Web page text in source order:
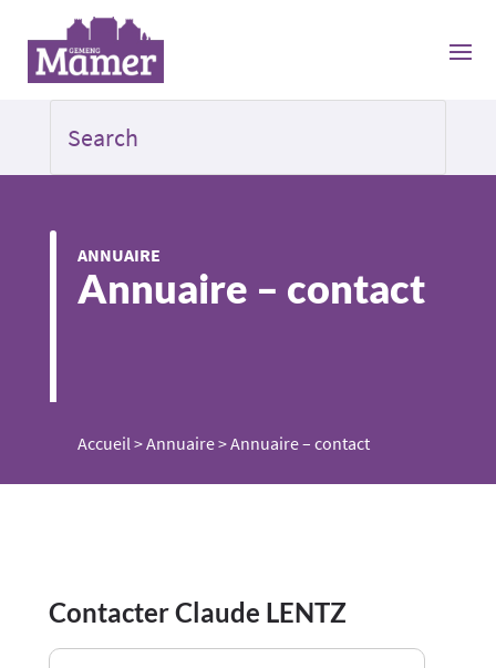
ANNUAIRE
Annuaire – contact
Accueil>Annuaire>Annuaire – contact
Contacter Claude LENTZ